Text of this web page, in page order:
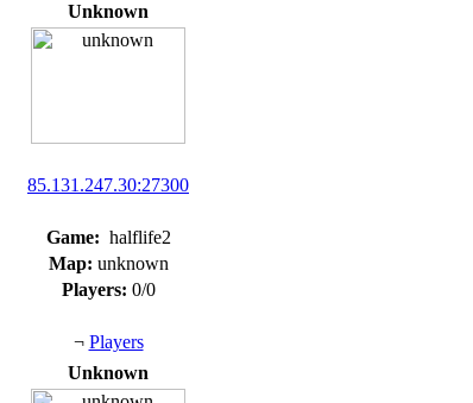
Unknown
85.131.247.30:27300
Game: halflife2
Map: unknown
Players: 0/0
¬ Players
Unknown